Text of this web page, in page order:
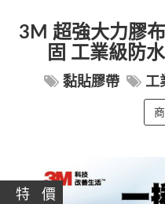
3M 超強大力膠
固 工業級防
黏貼膠帶 工
特 價